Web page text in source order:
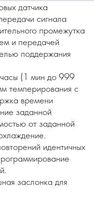
датчика
сигнала
промежутка
и передачей
поддержания
(1 мин до 999
темперирования с
времени
заданной
от заданной
идентичных
заслонка для